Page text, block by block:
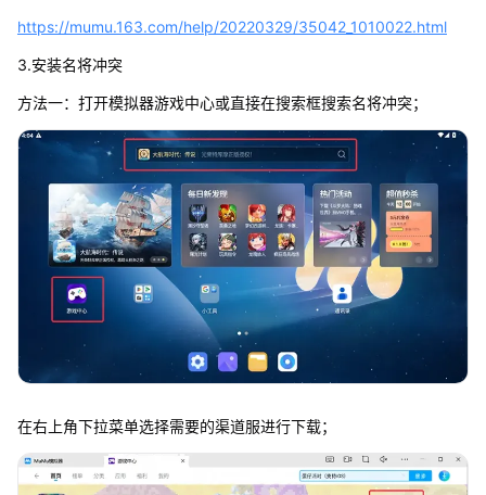
https://mumu.163.com/help/20220329/35042_1010022.html
3.安装名将冲突
方法一：打开模拟器游戏中心或直接在搜索框搜索名将冲突；
在右上角下拉菜单选择需要的渠道服进行下载；